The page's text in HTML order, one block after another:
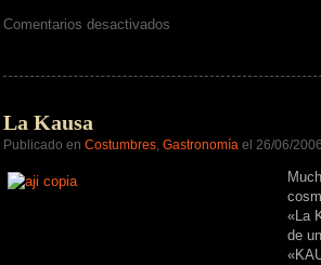
Comentarios desactivados
La Kausa
Publicado en Costumbres, Gastronomía el 26/06/
«La
de